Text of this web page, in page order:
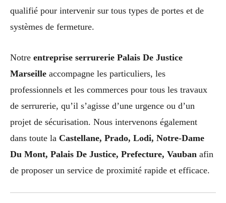
qualifié pour intervenir sur tous types de portes et de
systèmes de fermeture.
Notre entreprise serrurerie Palais De Justice
Marseille accompagne les particuliers, les
professionnels et les commerces pour tous les travaux
de serrurerie, qu’il s’agisse d’une urgence ou d’un
projet de sécurisation. Nous intervenons également
dans toute la Castellane, Prado, Lodi, Notre-Dame
Du Mont, Palais De Justice, Prefecture, Vauban afin
de proposer un service de proximité rapide et efficace.